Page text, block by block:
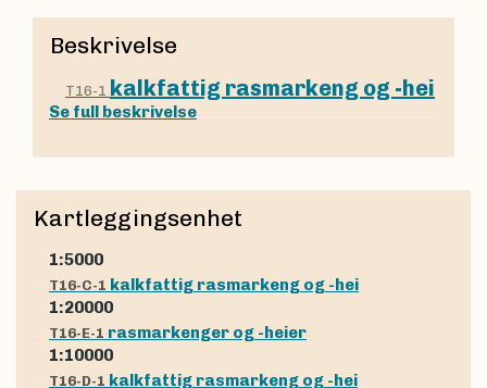
Beskrivelse
T16-1 kalkfattig rasmarkeng og -hei
Se full beskrivelse
Kartleggingsenhet
1:5000
T16-C-1 kalkfattig rasmarkeng og -hei
1:20000
T16-E-1 rasmarkenger og -heier
1:10000
T16-D-1 kalkfattig rasmarkeng og -hei